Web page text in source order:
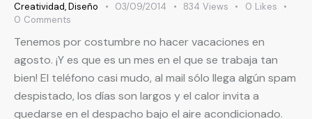
Creatividad,Diseño 03/09/2014 834 Views 0 Likes
0 Comments
Tenemos por costumbre no hacer vacaciones en
agosto. ¡Y es que es un mes en el que se trabaja tan
bien! El teléfono casi mudo, al mail sólo llega algún spam
despistado, los días son largos y el calor invita a
quedarse en el despacho bajo el aire acondicionado.